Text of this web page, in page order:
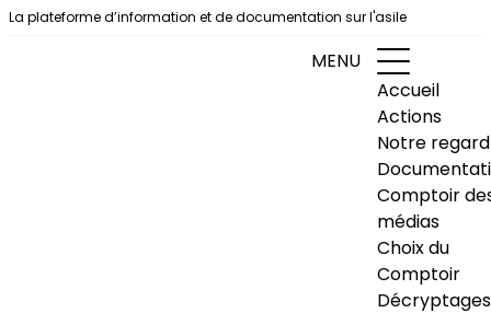
Aller au contenu
La plateforme d’information et de documentation sur l'asile
MENU
Accueil
Actions
Notre regard
Comptoir
médias
Choix du
Comptoir
Décryptages